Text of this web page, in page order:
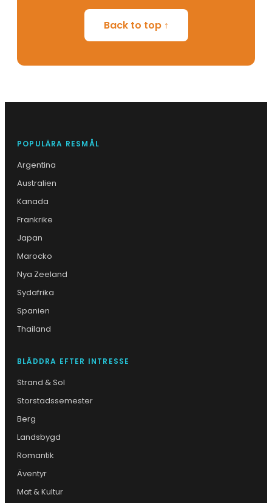
Back to top ↑
POPULÄRA RESMÅL
Argentina
Australien
Kanada
Frankrike
Japan
Marocko
Nya Zeeland
Sydafrika
Spanien
Thailand
BLÄDDRA EFTER INTRESSE
Strand & Sol
Storstadssemester
Berg
Landsbygd
Romantik
Äventyr
Mat & Kultur